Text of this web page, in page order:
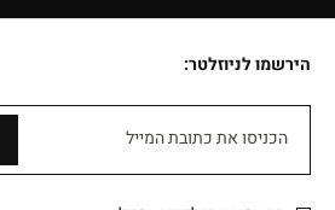
הירשמו לניוזלטר:
הכניסו את כתובת המייל